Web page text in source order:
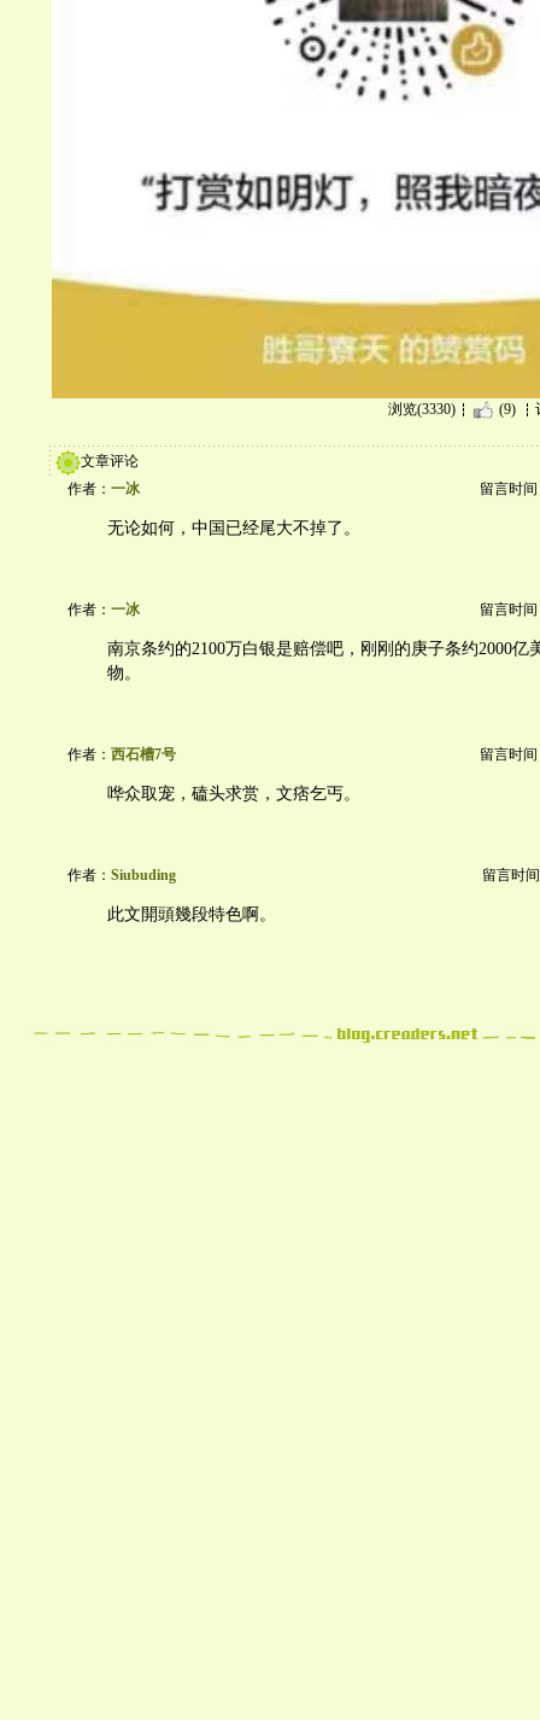
浏览(3330) (9)
文章评论
作者： 一冰 留言时间
无论如何，中国已经尾大不掉了。
作者： 一冰 留言时间
南京条约的2100万白银是赔偿吧，刚刚的庚子条约2000亿
物。
作者： 西石槽7号 留言时间
哗众取宠，磕头求赏，文痞乞丐。
作者： Siubuding 留言时
此文開頭幾段特色啊。